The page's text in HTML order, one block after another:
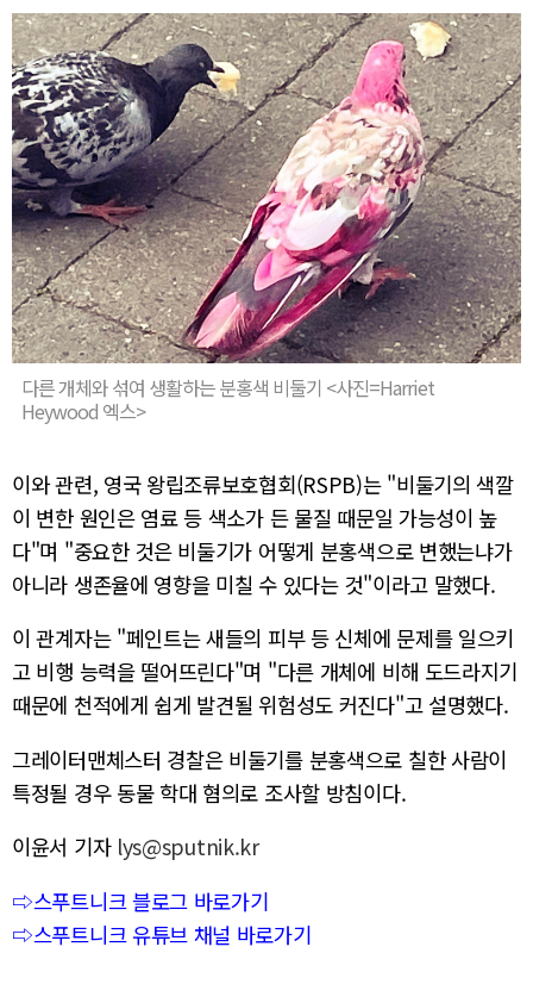
다른 개체와 섞여 생활하는 분홍색 비둘기 <사진=Harriet
Heywood 엑스>
이와 관련, 영국 왕립조류보호협회(RSPB)는 "비둘기의 색깔
이 변한 원인은 염료 등 색소가 든 물질 때문일 가능성이 높
다"며 "중요한 것은 비둘기가 어떻게 분홍색으로 변했는냐가
아니라 생존율에 영향을 미칠 수 있다는 것"이라고 말했다.
이 관계자는 "페인트는 새들의 피부 등 신체에 문제를 일으키
고 비행 능력을 떨어뜨린다"며 "다른 개체에 비해 도드라지기
때문에 천적에게 쉽게 발견될 위험성도 커진다"고 설명했다.
그레이터맨체스터 경찰은 비둘기를 분홍색으로 칠한 사람이
특정될 경우 동물 학대 혐의로 조사할 방침이다.
이윤서 기자 lys@sputnik.kr
⇨스푸트니크 블로그 바로가기
⇨스푸트니크 유튜브 채널 바로가기